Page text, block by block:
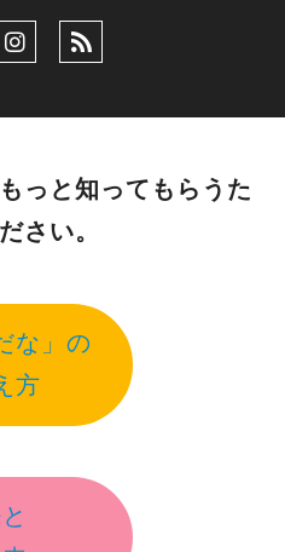
っと知ってもらうた
さい。
な」の
方